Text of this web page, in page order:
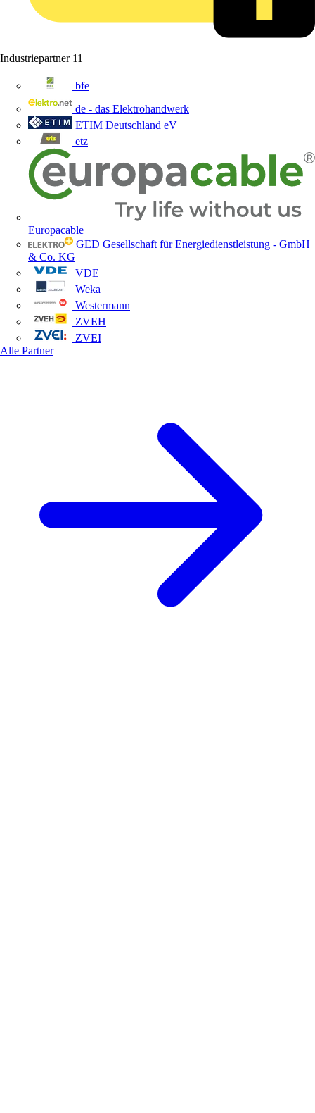
Industriepartner 11
bfe
de - das Elektrohandwerk
ETIM Deutschland eV
etz
Europacable
GED Gesellschaft für Energiedienstleistung - GmbH
& Co. KG
VDE
Weka
Westermann
ZVEH
ZVEI
Alle Partner